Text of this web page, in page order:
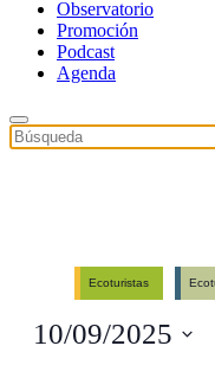
Observatorio
Promoción
Podcast
Agenda
Ecoturistas
10/09/2025